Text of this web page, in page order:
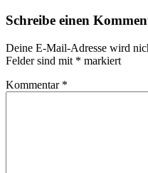
Schreibe einen
Deine E-Mail-Adresse wird
Felder sind mit * markiert
Kommentar *